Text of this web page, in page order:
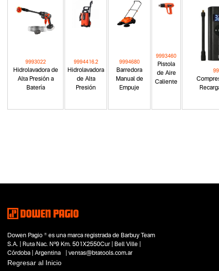
Hidrolavadora de
Alta Presión a
Batería
9993022
Hidrolavadora
de Alta
Presión
9994416.2
Barredora
Manual de
Empuje
9994680
Pistola
de Aire
Caliente
9993460
Segmentos - pendiente
Limpieza
Capacidad
15 lts
Funcion o uso
Líquidos y sólidos
Dowen Pagio ® es una marca registrada de Barbuy Team
S.A. | Ruta Nac. Nº9 Km. 501X2550Cur | Bell Ville |
Córdoba | Argentina | ventas@btatools.com.ar
Regresar al Inicio